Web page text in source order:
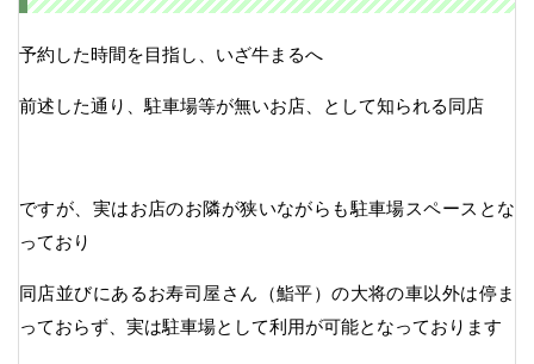
予約した時間を目指し、いざ牛まるへ
前述した通り、駐車場等が無いお店、として知られる同店
ですが、実はお店のお隣が狭いながらも駐車場スペースとな
っており
同店並びにあるお寿司屋さん（鮨平）の大将の車以外は停ま
っておらず、実は駐車場として利用が可能となっております